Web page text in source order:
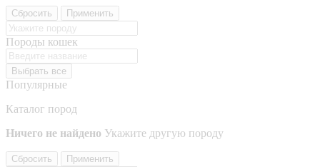
Сбросить Применить
Породы кошек
Выбрать все
Популярные
Каталог пород
Ничего не найдено Укажите другую породу
Сбросить Применить